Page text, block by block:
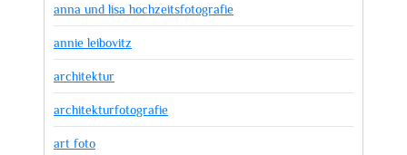
anna und lisa hochzeitsfotografie
annie leibovitz
architektur
architekturfotografie
art foto